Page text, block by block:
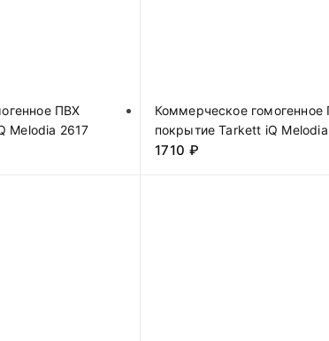
ПВХ
Melodia 2617
Коммерческое гомогенное
покрытие Tarkett iQ
1710 ₽